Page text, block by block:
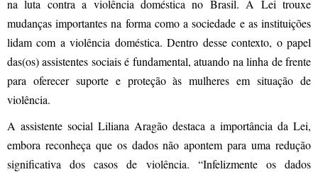
na luta contra a violência doméstica no Brasil. A Lei trouxe
mudanças importantes na forma como a sociedade e as instituições
lidam com a violência doméstica. Dentro desse contexto, o papel
das(os) assistentes sociais é fundamental, atuando na linha de frente
para oferecer suporte e proteção às mulheres em situação de
violência.
A assistente social Liliana Aragão destaca a importância da Lei,
embora reconheça que os dados não apontem para uma redução
significativa dos casos de violência. “Infelizmente os dados